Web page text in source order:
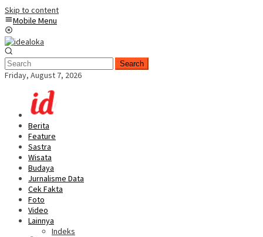
Skip to content
Mobile Menu
Search
Friday, August 7, 2026
Berita
Feature
Sastra
Wisata
Budaya
Jurnalisme Data
Cek Fakta
Foto
Video
Lainnya
Indeks